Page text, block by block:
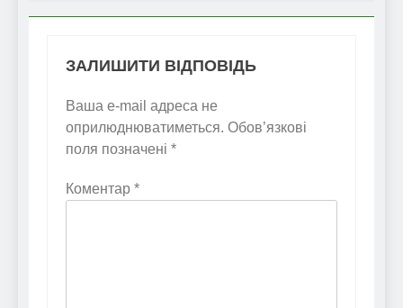
ЗАЛИШИТИ ВІДПОВІДЬ
Ваша e-mail адреса не
оприлюднюватиметься. Обов’язкові
поля позначені *
Коментар *